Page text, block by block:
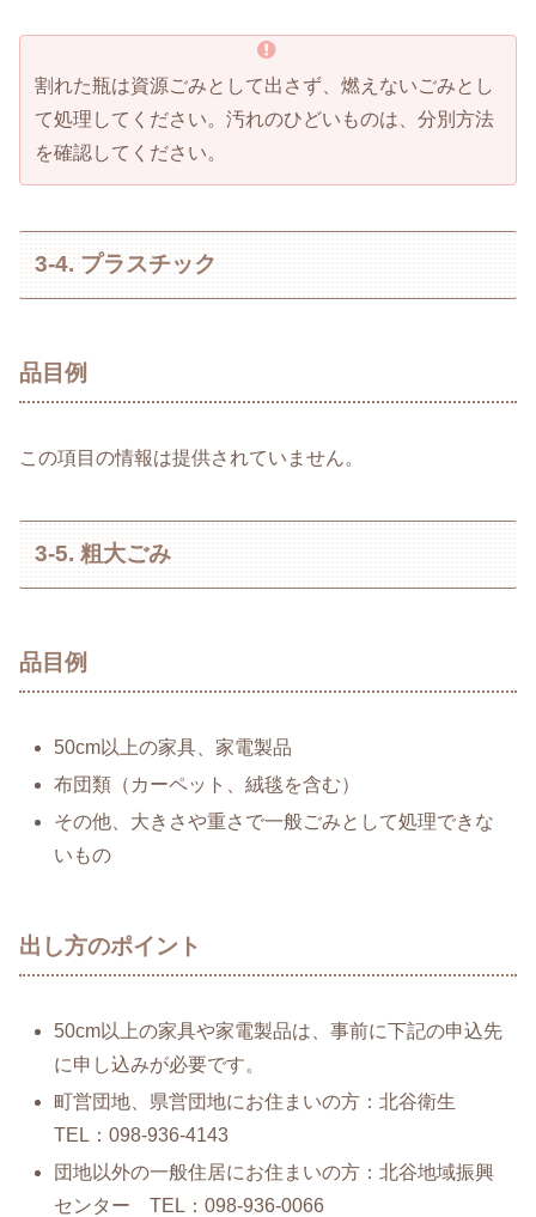
割れた瓶は資源ごみとして出さず、燃えないごみとし
て処理してください。汚れのひどいものは、分別方法
を確認してください。
3-4. プラスチック
品目例
この項目の情報は提供されていません。
3-5. 粗大ごみ
品目例
50cm以上の家具、家電製品
布団類（カーペット、絨毯を含む）
その他、大きさや重さで一般ごみとして処理できな
いもの
出し方のポイント
50cm以上の家具や家電製品は、事前に下記の申込先
に申し込みが必要です。
町営団地、県営団地にお住まいの方：北谷衛生
TEL：098-936-4143
団地以外の一般住居にお住まいの方：北谷地域振興
センター TEL：098-936-0066